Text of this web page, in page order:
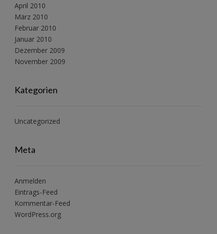
April 2010
März 2010
Februar 2010
Januar 2010
Dezember 2009
November 2009
Kategorien
Uncategorized
Meta
Anmelden
Eintrags-Feed
Kommentar-Feed
WordPress.org